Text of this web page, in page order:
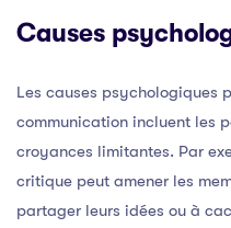
Causes
Les causes psychologiques
communication incluent les
croyances limitantes. Par
critique peut amener les
partager leurs idées ou à